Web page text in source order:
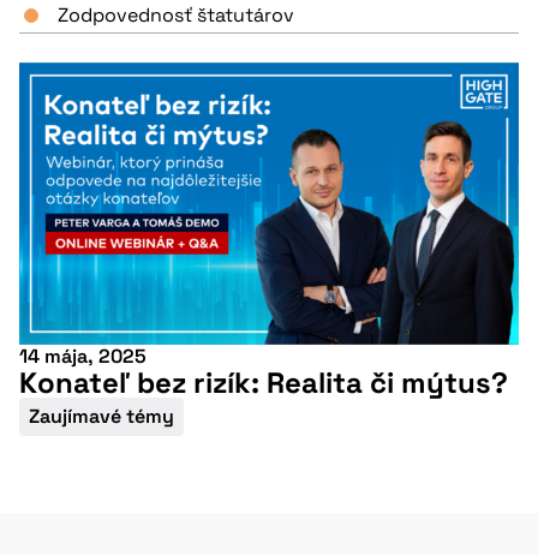
14 mája, 2025
Konateľ bez rizík: Realita či mýtus?
Zaujímavé témy
Zodpovednosť štatutárov